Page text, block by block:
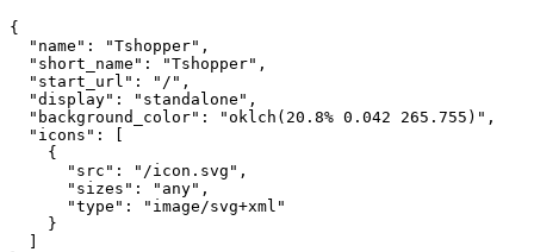
{
  "name": "Tshopper",
  "short_name": "Tshopper",
  "start_url": "/",
  "display": "standalone",
  "background_color": "oklch(20.8% 0.042 265.755)",
  "icons": [
    {
      "src": "/icon.svg",
      "sizes": "any",
      "type": "image/svg+xml"
    }
  ]